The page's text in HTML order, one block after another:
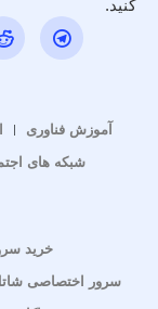
کنید.
آموزش فناوری
شبکه های
خرید
سرور اختصاصی